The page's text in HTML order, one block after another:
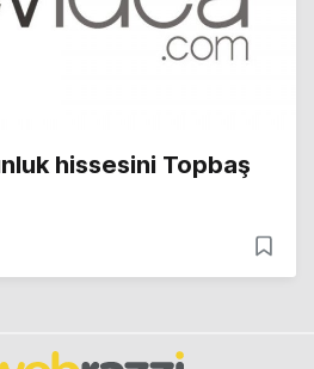
hissesini Topbaş